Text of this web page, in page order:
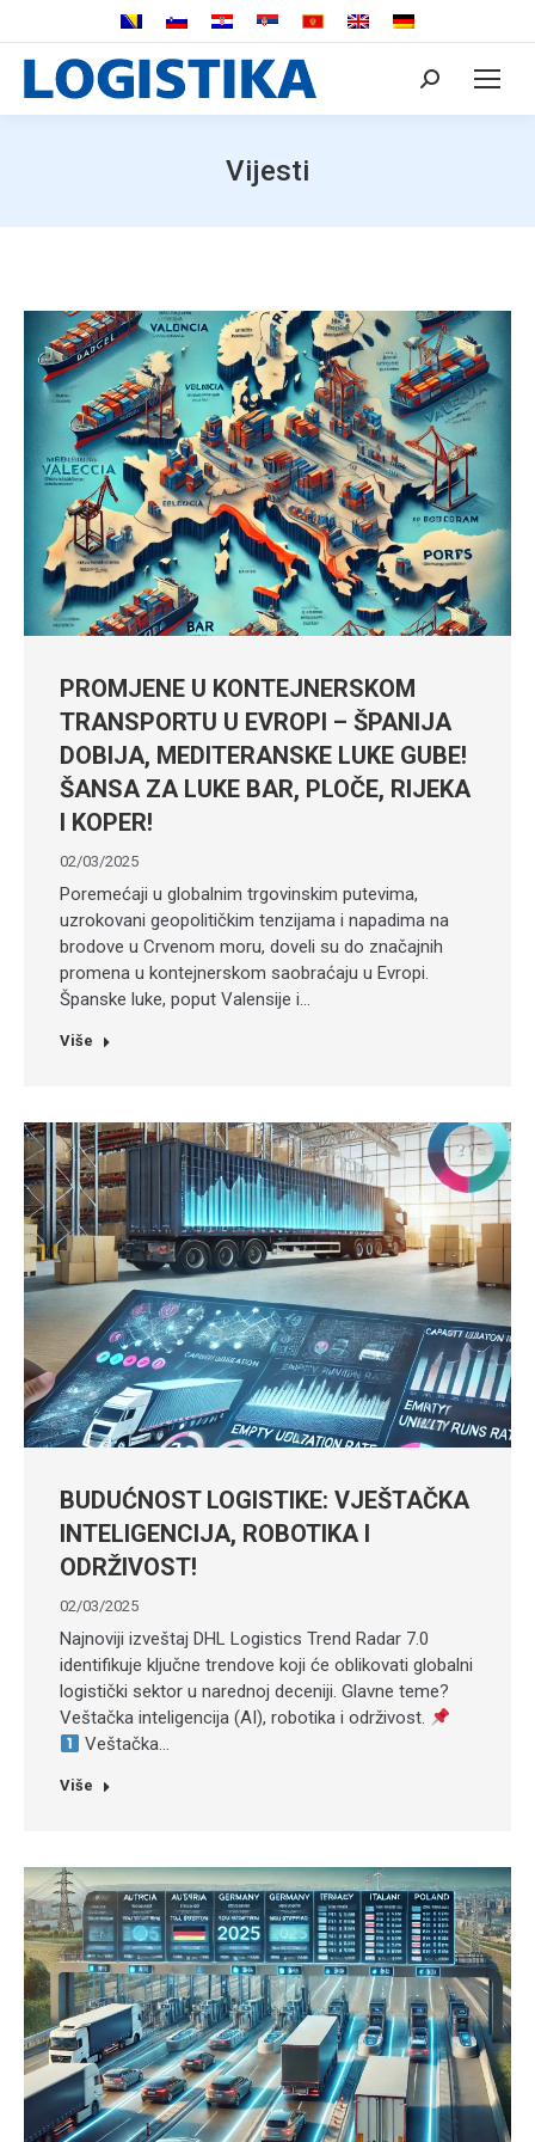
Search:
Vijesti
PROMJENE U KONTEJNERSKOM
TRANSPORTU U EVROPI – ŠPANIJA
DOBIJA, MEDITERANSKE LUKE GUBE!
ŠANSA ZA LUKE BAR, PLOČE, RIJEKA
I KOPER!
02/03/2025
Poremećaji u globalnim trgovinskim putevima,
uzrokovani geopolitičkim tenzijama i napadima na
brodove u Crvenom moru, doveli su do značajnih
promena u kontejnerskom saobraćaju u Evropi.
Španske luke, poput Valensije i…
Više
BUDUĆNOST LOGISTIKE: VJEŠTAČKA
INTELIGENCIJA, ROBOTIKA I
ODRŽIVOST!
02/03/2025
Najnoviji izveštaj DHL Logistics Trend Radar 7.0
identifikuje ključne trendove koji će oblikovati globalni
logistički sektor u narednoj deceniji. Glavne teme?
Veštačka inteligencija (AI), robotika i održivost.
Veštačka…
Više